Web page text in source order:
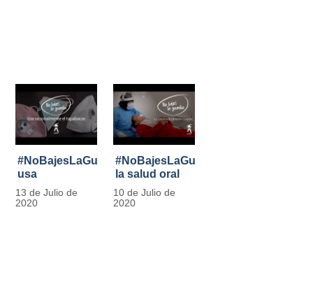
#NoBajesLaGuardia:
usa
racionalmente
el tapabocas
13 de Julio de
2020
#NoBajesLaGuardia:
la salud oral
también
cuenta
10 de Julio de
2020